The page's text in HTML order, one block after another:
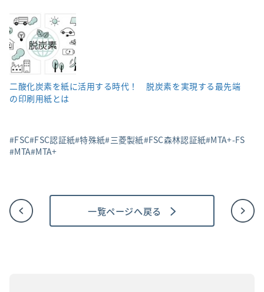
二酸化炭素を紙に活用する時代！ 脱炭素を実現する最先端
の印刷用紙とは
FSC FSC認証紙 特殊紙 三菱製紙 FSC森林認証紙 MTA+-FS
MTA MTA+
一覧ページへ戻る